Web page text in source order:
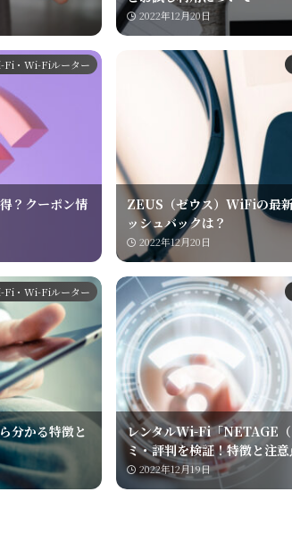
2022年12月20日
Fi・Wi-Fiルーター
？クーポン情
ZEUS（ゼウス）WiFiの最
ッシュバックは？
2022年12月20日
Fi・Wi-Fiルーター
分かる特徴と
レンタルWi-Fi「NETAGE（
ミ・評判を検証！特徴と注意
2022年12月19日